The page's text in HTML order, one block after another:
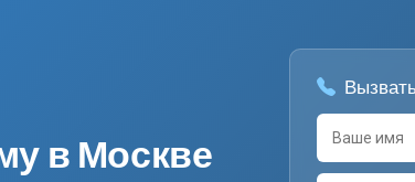
в Москве